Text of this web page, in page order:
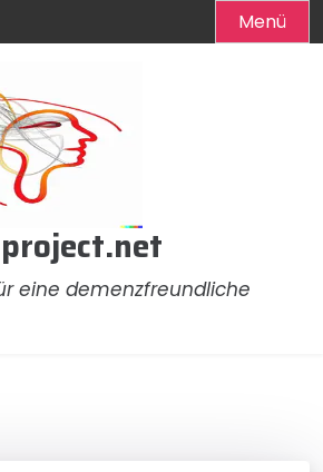
Menü
eine demenzfreundliche